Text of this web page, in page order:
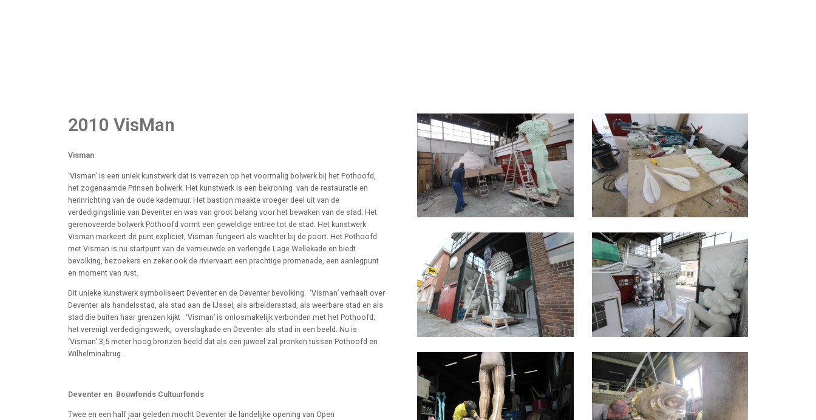
2010 VisMan
Visman
‘Visman’ is een uniek kunstwerk dat is verrezen op het voormalig bolwerk bij het Pothoofd,
het zogenaamde Prinsen bolwerk. Het kunstwerk is een bekroning van de restauratie en
herinrichting van de oude kademuur. Het bastion maakte vroeger deel uit van de
verdedigingslinie van Deventer en was van groot belang voor het bewaken van de stad. Het
gerenoveerde bolwerk Pothoofd vormt een geweldige entree tot de stad. Het kunstwerk
Visman markeert dit punt expliciet, Visman fungeert als wachter bij de poort. Het Pothoofd
met Visman is nu startpunt van de vernieuwde en verlengde Lage Wellekade en biedt
bevolking, bezoekers en zeker ook de riviervaart een prachtige promenade, een aanlegpunt
en moment van rust.
Dit unieke kunstwerk symboliseert Deventer en de Deventer bevolking. ‘Visman’ verhaalt over
Deventer als handelsstad, als stad aan de IJssel, als arbeidersstad, als weerbare stad en als
stad die buiten haar grenzen kijkt . ‘Visman’ is onlosmakelijk verbonden met het Pothoofd;
het verenigt verdedigingswerk, overslagkade en Deventer als stad in een beeld. Nu is
‘Visman’ 3,5 meter hoog bronzen beeld dat als een juweel zal pronken tussen Pothoofd en
Wilhelminabrug.
Deventer en Bouwfonds Cultuurfonds
Twee en een half jaar geleden mocht Deventer de landelijke opening van Open